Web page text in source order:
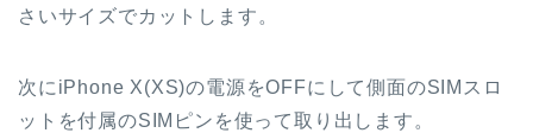
さいサイズでカットします。
次にiPhone X(XS)の電源をOFFにして側面のSIMスロ
ットを付属のSIMピンを使って取り出します。